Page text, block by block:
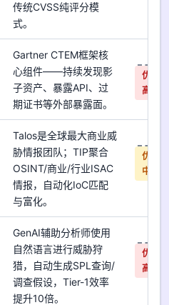
传统CVSS纯评分模
式。
Gartner CTEM框架核
心组件——持续发现影
子资产、暴露API、过
期证书等外部暴露面。
优先
高
Talos是全球最大商业威
胁情报团队；TIP聚合
OSINT/商业/行业ISAC
情报，自动化IoC匹配
与富化。
优先
中
GenAI辅助分析师使用
自然语言进行威胁狩
猎，自动生成SPL查询/
调查假设，Tier-1效率
提升10倍。
优先
高